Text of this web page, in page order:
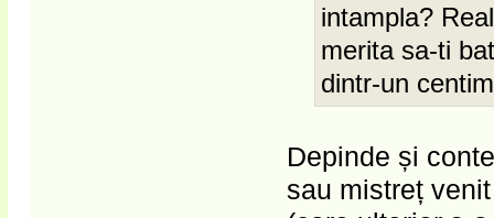
intampla?
merita sa-ti
dintr-un
Depinde și
sau mistreț